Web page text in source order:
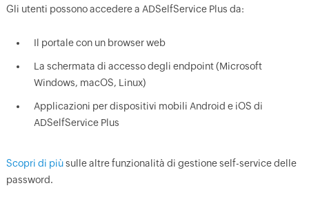
Gli utenti possono accedere a ADSelfService Plus da:
Il portale con un browser web
La schermata di accesso degli endpoint (Microsoft
Windows, macOS, Linux)
Applicazioni per dispositivi mobili Android e iOS di
ADSelfService Plus
Scopri di piùsulle altre funzionalità di gestione self-service delle
password.